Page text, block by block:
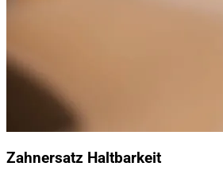
Zahnersatz Haltbarkeit